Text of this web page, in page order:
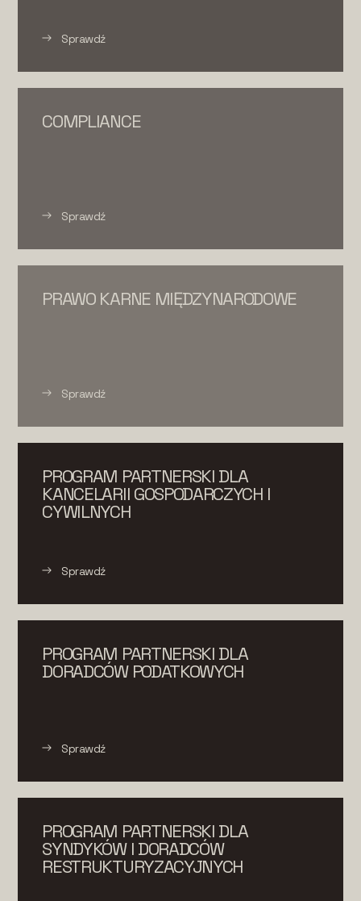
Sprawdź
COMPLIANCE
Sprawdź
PRAWO KARNE MIĘDZYNARODOWE
Sprawdź
PROGRAM PARTNERSKI DLA
KANCELARII GOSPODARCZYCH I
CYWILNYCH
Sprawdź
PROGRAM PARTNERSKI DLA
DORADCÓW PODATKOWYCH
Sprawdź
PROGRAM PARTNERSKI DLA
SYNDYKÓW I DORADCÓW
RESTRUKTURYZACYJNYCH